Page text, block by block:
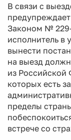
В связи с
Законом №
исполнитель в
вынести
на выезд
из
которых есть
пределы
встрече со